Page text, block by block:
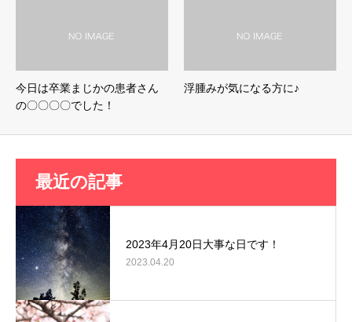
今日は卒業まじかの患者さん
の〇〇〇〇でした！
浮腫みが気になる方に♪
最近の記事
2023年4月20日大事な日です！
2023.04.20